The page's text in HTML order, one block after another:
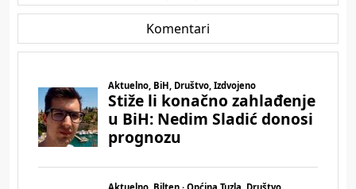
Komentari